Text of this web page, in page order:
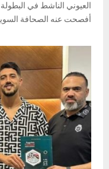
العيوني الناشط في
أفصحت عنه الصحافة